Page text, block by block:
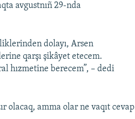
avgustnıñ 29-nda
dolayı, Arsen
qarşı şikâyet etecem.
hızmetine berecem”, – dedi
olacaq, amma olar ne vaqıt cevap